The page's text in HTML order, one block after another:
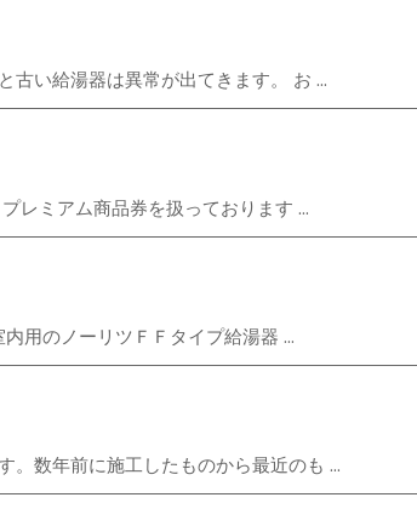
い給湯器は異常が出てきます。 お ...
レミアム商品券を扱っております ...
用のノーリツＦＦタイプ給湯器 ...
。数年前に施工したものから最近のも ...